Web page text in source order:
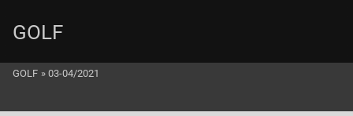
GOLF
GOLF » 03-04/2021